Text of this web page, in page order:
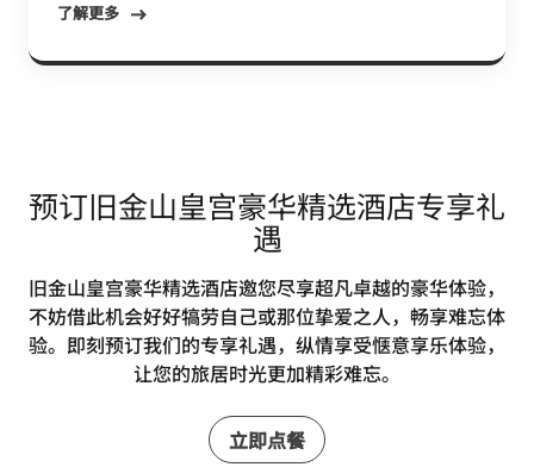
了解更多
预订旧金山皇宫豪华精选酒店专享礼
遇
旧金山皇宫豪华精选酒店邀您尽享超凡卓越的豪华体验，
不妨借此机会好好犒劳自己或那位挚爱之人，畅享难忘体
验。即刻预订我们的专享礼遇，纵情享受惬意享乐体验，
让您的旅居时光更加精彩难忘。
立即点餐